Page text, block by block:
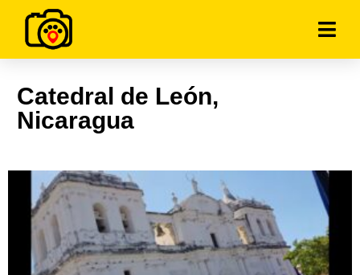
Catedral de León,
Nicaragua